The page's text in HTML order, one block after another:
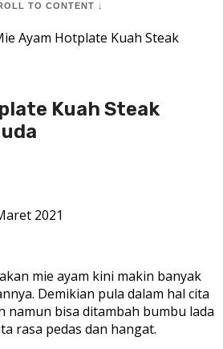
TO CONTENT ↓
Ayam Hotplate Kuah Steak
Kuah Steak
2021
mie ayam kini makin banyak
Demikian pula dalam hal cita
namun bisa ditambah bumbu lada
rasa pedas dan hangat.